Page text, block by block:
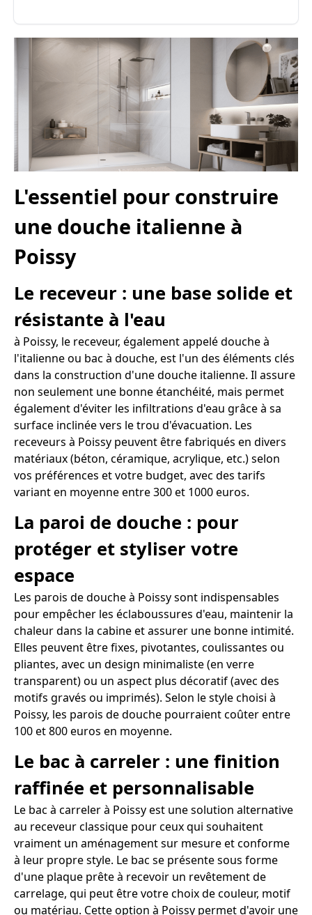
L'essentiel pour construire
une douche italienne à
Poissy
Le receveur : une base solide et
résistante à l'eau
à Poissy, le receveur, également appelé douche à
l'italienne ou bac à douche, est l'un des éléments clés
dans la construction d'une douche italienne. Il assure
non seulement une bonne étanchéité, mais permet
également d'éviter les infiltrations d'eau grâce à sa
surface inclinée vers le trou d'évacuation. Les
receveurs à Poissy peuvent être fabriqués en divers
matériaux (béton, céramique, acrylique, etc.) selon
vos préférences et votre budget, avec des tarifs
variant en moyenne entre 300 et 1000 euros.
La paroi de douche : pour
protéger et styliser votre
espace
Les parois de douche à Poissy sont indispensables
pour empêcher les éclaboussures d'eau, maintenir la
chaleur dans la cabine et assurer une bonne intimité.
Elles peuvent être fixes, pivotantes, coulissantes ou
pliantes, avec un design minimaliste (en verre
transparent) ou un aspect plus décoratif (avec des
motifs gravés ou imprimés). Selon le style choisi à
Poissy, les parois de douche pourraient coûter entre
100 et 800 euros en moyenne.
Le bac à carreler : une finition
raffinée et personnalisable
Le bac à carreler à Poissy est une solution alternative
au receveur classique pour ceux qui souhaitent
vraiment un aménagement sur mesure et conforme
à leur propre style. Le bac se présente sous forme
d'une plaque prête à recevoir un revêtement de
carrelage, qui peut être votre choix de couleur, motif
ou matériau. Cette option à Poissy permet d'avoir une